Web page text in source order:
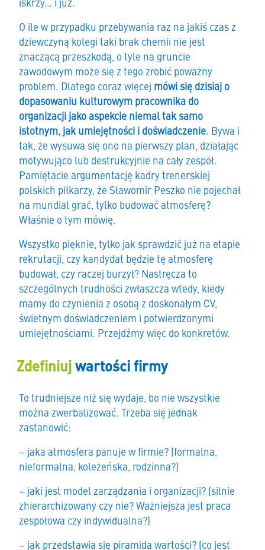
O ile w przypadku przebywania raz na jakiś czas z
dziewczyną kolegi taki brak chemii nie jest
znaczącą przeszkodą, o tyle na gruncie
zawodowym może się z tego zrobić poważny
problem. Dlatego coraz więcej mówi się dzisiaj o
dopasowaniu kulturowym pracownika do
organizacji jako aspekcie niemal tak samo
istotnym, jak umiejętności i doświadczenie. Bywa i
tak, że wysuwa się ono na pierwszy plan, działając
motywująco lub destrukcyjnie na cały zespół.
Pamiętacie argumentację kadry trenerskiej
polskich piłkarzy, że Sławomir Peszko nie pojechał
na mundial grać, tylko budować atmosferę?
Właśnie o tym mówię.
Wszystko pięknie, tylko jak sprawdzić już na etapie
rekrutacji, czy kandydat będzie tę atmosferę
budował, czy raczej burzył? Nastręcza to
szczególnych trudności zwłaszcza wtedy, kiedy
mamy do czynienia z osobą z doskonałym CV,
świetnym doświadczeniem i potwierdzonymi
umiejętnościami. Przejdźmy więc do konkretów.
Zdefiniujwartości firmy
To trudniejsze niż się wydaje, bo nie wszystkie
można zwerbalizować. Trzeba się jednak
zastanowić:
– jaka atmosfera panuje w firmie? (formalna,
nieformalna, koleżeńska, rodzinna?)
– jaki jest model zarządzania i organizacji? (silnie
zhierarchizowany czy nie? Ważniejsza jest praca
zespołowa czy indywidualna?)
– jak przedstawia się piramida wartości? (co jest